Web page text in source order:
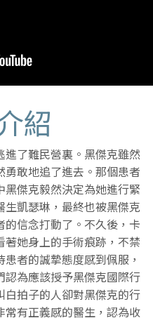
紹
了難民營裏。黑傑克雖然
敢地追了進去。那個患者
傑克毅然決定為她進行緊
凱瑟琳，最終也被黑傑克
信念打動了。不久後，卡
她身上的手術痕跡，不禁
者的誠摯態度感到佩服，
為應該授予黑傑克國際行
拍子的人卻對黑傑克的行
有正義感的醫生，認為收